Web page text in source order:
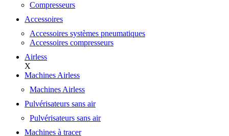
Compresseurs
Accessoires
Accessoires systèmes pneumatiques
Accessoires compresseurs
Airless
X
Machines Airless
Machines Airless
Pulvérisateurs sans air
Pulvérisateurs sans air
Machines à tracer